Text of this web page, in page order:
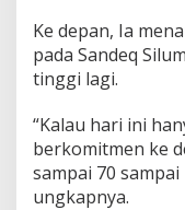
Ke depan, Ia
pada Sandeq
tinggi lagi.
“Kalau hari ini
berkomitmen ke
sampai 70
ungkapnya.